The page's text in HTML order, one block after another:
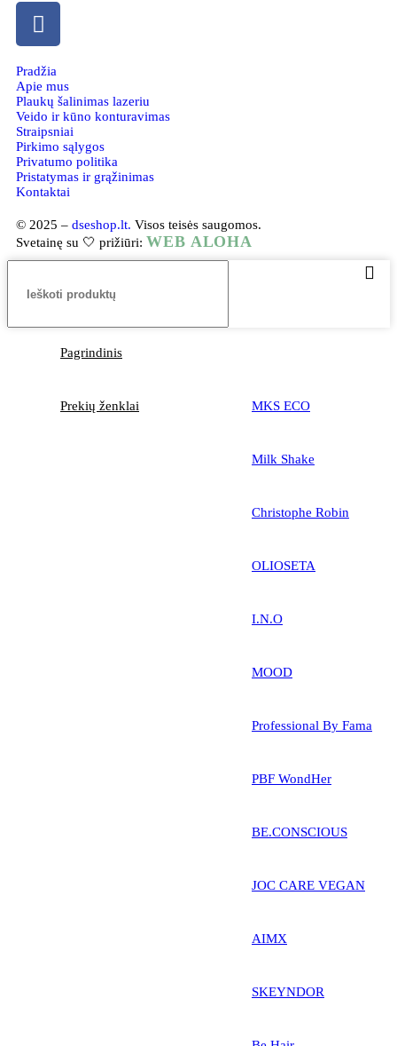
Pradžia
Apie mus
Plaukų šalinimas lazeriu
Veido ir kūno konturavimas
Straipsniai
Pirkimo sąlygos
Privatumo politika
Pristatymas ir grąžinimas
Kontaktai
© 2025 – dseshop.lt. Visos teisės saugomos.
Svetainę su 🤍 prižiūri: WEB ALOHA
Pagrindinis
Prekių ženklai MKS ECO
Milk Shake
Christophe Robin
OLIOSETA
I.N.O
MOOD
Professional By Fama
PBF WondHer
BE.CONSCIOUS
JOC CARE VEGAN
AIMX
SKEYNDOR